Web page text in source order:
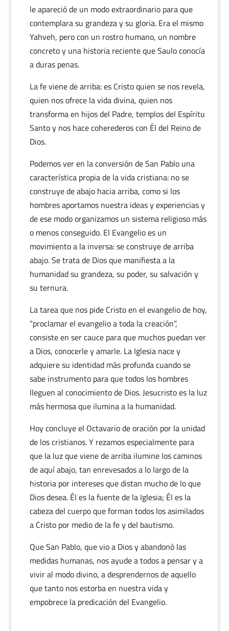
le apareció de un modo extraordinario para que
contemplara su grandeza y su gloria. Era el mismo
Yahveh, pero con un rostro humano, un nombre
concreto y una historia reciente que Saulo conocía
a duras penas.
La fe viene de arriba: es Cristo quien se nos revela,
quien nos ofrece la vida divina, quien nos
transforma en hijos del Padre, templos del Espíritu
Santo y nos hace coherederos con Él del Reino de
Dios.
Podemos ver en la conversión de San Pablo una
característica propia de la vida cristiana: no se
construye de abajo hacia arriba, como si los
hombres aportamos nuestra ideas y experiencias y
de ese modo organizamos un sistema religioso más
o menos conseguido. El Evangelio es un
movimiento a la inversa: se construye de arriba
abajo. Se trata de Dios que manifiesta a la
humanidad su grandeza, su poder, su salvación y
su ternura.
La tarea que nos pide Cristo en el evangelio de hoy,
“proclamar el evangelio a toda la creación”,
consiste en ser cauce para que muchos puedan ver
a Dios, conocerle y amarle. La Iglesia nace y
adquiere su identidad más profunda cuando se
sabe instrumento para que todos los hombres
lleguen al conocimiento de Dios. Jesucristo es la luz
más hermosa que ilumina a la humanidad.
Hoy concluye el Octavario de oración por la unidad
de los cristianos. Y rezamos especialmente para
que la luz que viene de arriba ilumine los caminos
de aquí abajo, tan enrevesados a lo largo de la
historia por intereses que distan mucho de lo que
Dios desea. Él es la fuente de la Iglesia; Él es la
cabeza del cuerpo que forman todos los asimilados
a Cristo por medio de la fe y del bautismo.
Que San Pablo, que vio a Dios y abandonó las
medidas humanas, nos ayude a todos a pensar y a
vivir al modo divino, a desprendernos de aquello
que tanto nos estorba en nuestra vida y
empobrece la predicación del Evangelio.